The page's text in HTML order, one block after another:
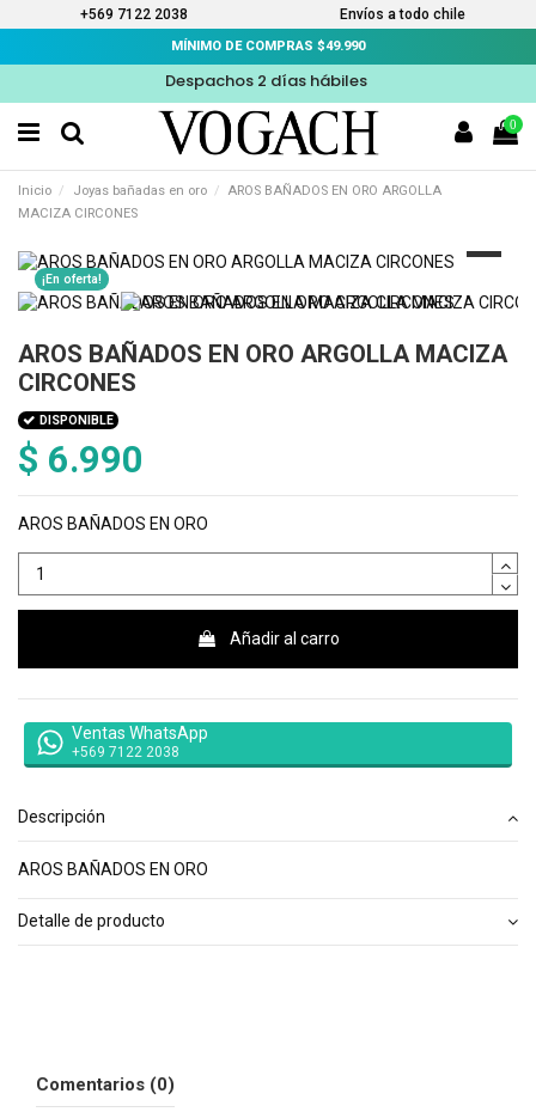
+569 7122 2038 Envíos a todo chile
MÍNIMO DE COMPRAS $49.990
Despachos 2 días hábiles
0
Inicio Joyas bañadas en oro
AROS BAÑADOS EN ORO ARGOLLA
MACIZA CIRCONES
¡En oferta!
AROS BAÑADOS EN ORO ARGOLLA MACIZA
CIRCONES
DISPONIBLE
$ 6.990
AROS BAÑADOS EN ORO
Añadir al carro
Ventas WhatsApp
+569 7122 2038
Descripción
AROS BAÑADOS EN ORO
Detalle de producto
Comentarios (0)